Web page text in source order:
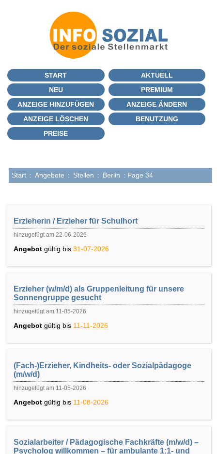
START
AKTUELL
NEU
PREMIUM
ANZEIGE HINZUFÜGEN
ANZEIGE ÄNDERN
ANZEIGE LÖSCHEN
BENUTZUNG
PREISE
Start : Angebote : Stellen : Berlin : Page 34
Erzieherin / Erzieher für Schulhort
hinzugefügt am 22-06-2026
Angebot gültig bis 31-07-2026
Erzieher (w/m/d) als Gruppenleitung für unsere
Sonnengruppe gesucht
hinzugefügt am 11-05-2026
Angebot gültig bis 11-11-2026
(Fach-)Erzieher, Kindheits- oder Sozialpädagoge
(m/w/d)
hinzugefügt am 11-05-2026
Angebot gültig bis 11-08-2026
Sozialarbeiter / Pädagogische Fachkräfte (m/w/d) –
Psycholog willkommen – für ambulante 1:1- und